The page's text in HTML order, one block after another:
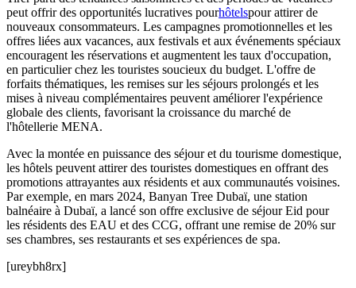
peut offrir des opportunités lucratives pourhôtelspour attirer de
nouveaux consommateurs. Les campagnes promotionnelles et les
offres liées aux vacances, aux festivals et aux événements spéciaux
encouragent les réservations et augmentent les taux d'occupation,
en particulier chez les touristes soucieux du budget. L'offre de
forfaits thématiques, les remises sur les séjours prolongés et les
mises à niveau complémentaires peuvent améliorer l'expérience
globale des clients, favorisant la croissance du marché de
l'hôtellerie MENA.
Avec la montée en puissance des séjour et du tourisme domestique,
les hôtels peuvent attirer des touristes domestiques en offrant des
promotions attrayantes aux résidents et aux communautés voisines.
Par exemple, en mars 2024, Banyan Tree Dubaï, une station
balnéaire à Dubaï, a lancé son offre exclusive de séjour Eid pour
les résidents des EAU et des CCG, offrant une remise de 20% sur
ses chambres, ses restaurants et ses expériences de spa.
[ureybh8rx]